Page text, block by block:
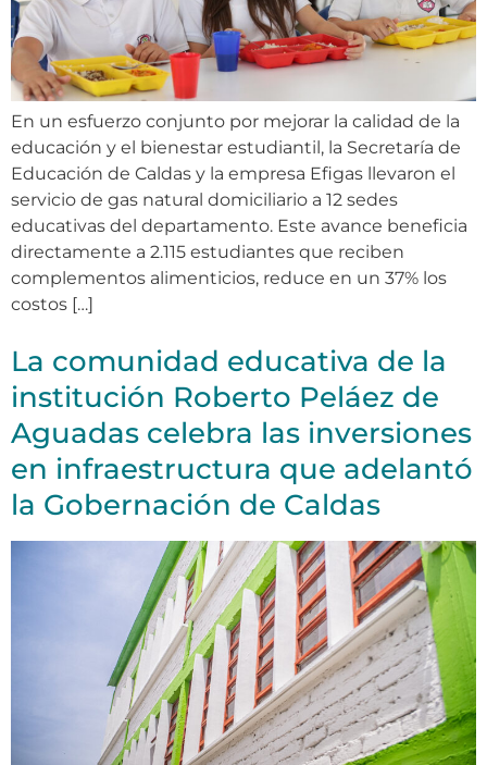
En un esfuerzo conjunto por mejorar la calidad de la
educación y el bienestar estudiantil, la Secretaría de
Educación de Caldas y la empresa Efigas llevaron el
servicio de gas natural domiciliario a 12 sedes
educativas del departamento. Este avance beneficia
directamente a 2.115 estudiantes que reciben
complementos alimenticios, reduce en un 37% los
costos […]
La comunidad educativa de la
institución Roberto Peláez de
Aguadas celebra las inversiones
en infraestructura que adelantó
la Gobernación de Caldas